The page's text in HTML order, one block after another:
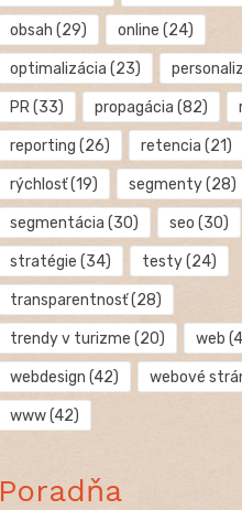
obsah (29) online (24)
optimalizácia (23)
PR(33) propagácia (82)
reporting (26) retencia (21)
rýchlosť(19) segmenty(28)
segmentácia (30) seo (30)
stratégie (34) testy(24)
transparentnosť(28)
trendy v turizme (20) web
webdesign (42) webové
www(42)
Poradňa